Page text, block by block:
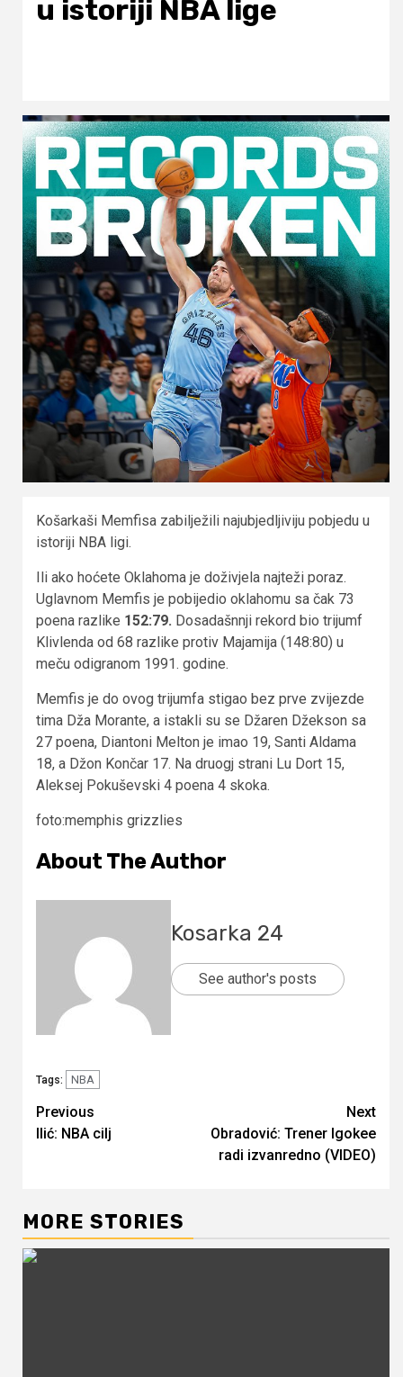
u istoriji NBA lige
Košarkaši Memfisa zabilježili najubjedljiviju pobjedu u
istoriji NBA ligi.
Ili ako hoćete Oklahoma je doživjela najteži poraz.
Uglavnom Memfis je pobijedio oklahomu sa čak 73
poena razlike 152:79. Dosadašnnji rekord bio trijumf
Klivlenda od 68 razlike protiv Majamija (148:80) u
meču odigranom 1991. godine.
Memfis je do ovog trijumfa stigao bez prve zvijezde
tima Dža Morante, a istakli su se Džaren Džekson sa
27 poena, Diantoni Melton je imao 19, Santi Aldama
18, a Džon Končar 17. Na druogj strani Lu Dort 15,
Aleksej Pokuševski 4 poena 4 skoka.
foto:memphis grizzlies
About The Author
Kosarka 24
See author's posts
Tags: NBA
Continue
Reading
Previous
Ilić: NBA cilj
Next
Obradović: Trener Igokee
radi izvanredno (VIDEO)
MORE STORIES